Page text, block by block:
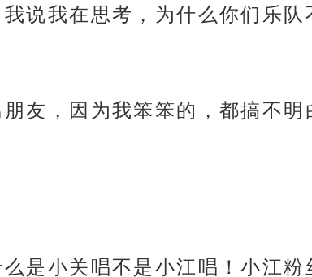
说我在思考，为什么你们乐队
友，因为我笨笨的，都搞不明
是小关唱不是小江唱！小江粉